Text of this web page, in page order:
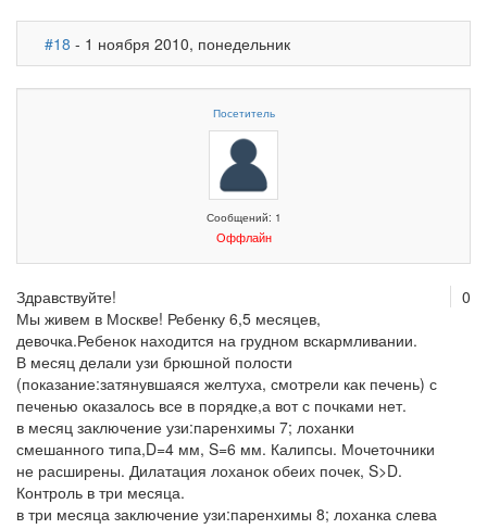
#18 - 1 ноября 2010, понедельник
Посетитель
Сообщений: 1
Оффлайн
0
Здравствуйте!
Мы живем в Москве! Ребенку 6,5 месяцев,
девочка.Ребенок находится на грудном вскармливании.
В месяц делали узи брюшной полости
(показание:затянувшаяся желтуха, смотрели как печень) с
печенью оказалось все в порядке,а вот с почками нет.
в месяц заключение узи:паренхимы 7; лоханки
смешанного типа,D=4 мм, S=6 мм. Калипсы. Мочеточники
не расширены. Дилатация лоханок обеих почек, S>D.
Контроль в три месяца.
в три месяца заключение узи:паренхимы 8; лоханка слева